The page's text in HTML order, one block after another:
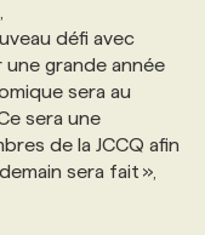
défi avec
grande année
sera au
sera une
de la JCCQ afin
sera fait »,